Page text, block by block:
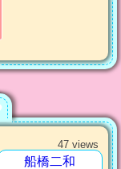
47 views
船橋二和